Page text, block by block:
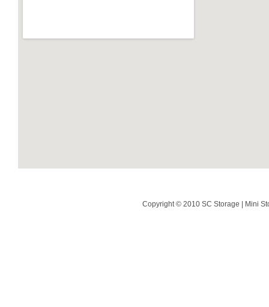
Copyright © 2010 SC Storage | Mini